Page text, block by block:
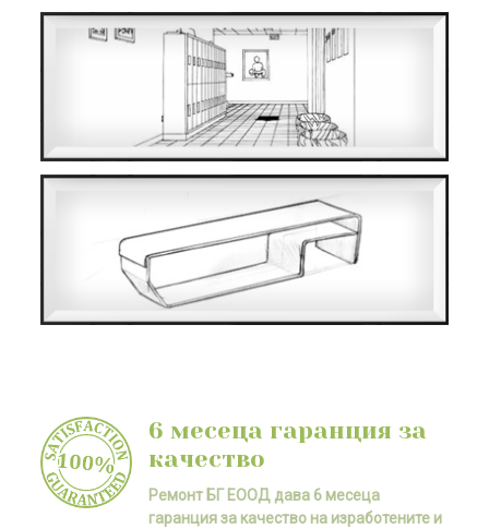
6 месеца гаранция за
качество
Ремонт БГ ЕООД дава 6 месеца
гаранция за качество на изработените и